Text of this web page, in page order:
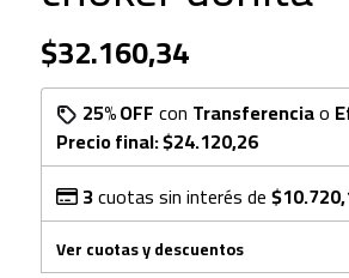
$32.160,34
25% OFFcon Transferenciao
Precio final:$24.120,26
3cuotas sin interés de
Ver cuotas y descuentos